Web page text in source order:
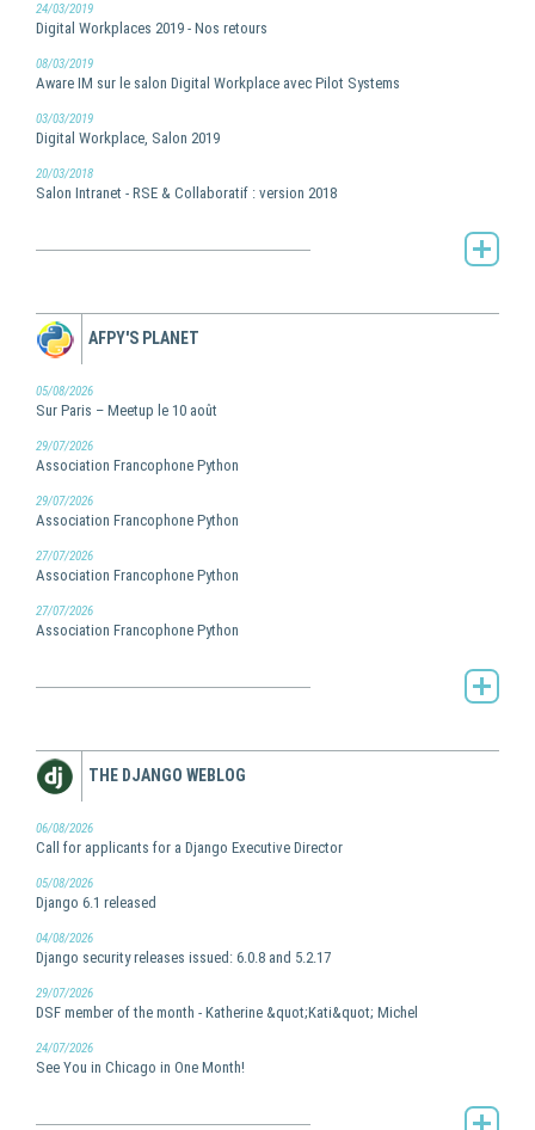
24/03/2019
Digital Workplaces 2019 - Nos retours
08/03/2019
Aware IM sur le salon Digital Workplace avec Pilot Systems
03/03/2019
Digital Workplace, Salon 2019
20/03/2018
Salon Intranet - RSE & Collaboratif : version 2018
AFPY'S PLANET
05/08/2026
Sur Paris – Meetup le 10 août
29/07/2026
Association Francophone Python
29/07/2026
Association Francophone Python
27/07/2026
Association Francophone Python
27/07/2026
Association Francophone Python
THE DJANGO WEBLOG
06/08/2026
Call for applicants for a Django Executive Director
05/08/2026
Django 6.1 released
04/08/2026
Django security releases issued: 6.0.8 and 5.2.17
29/07/2026
DSF member of the month - Katherine &quot;Kati&quot; Michel
24/07/2026
See You in Chicago in One Month!